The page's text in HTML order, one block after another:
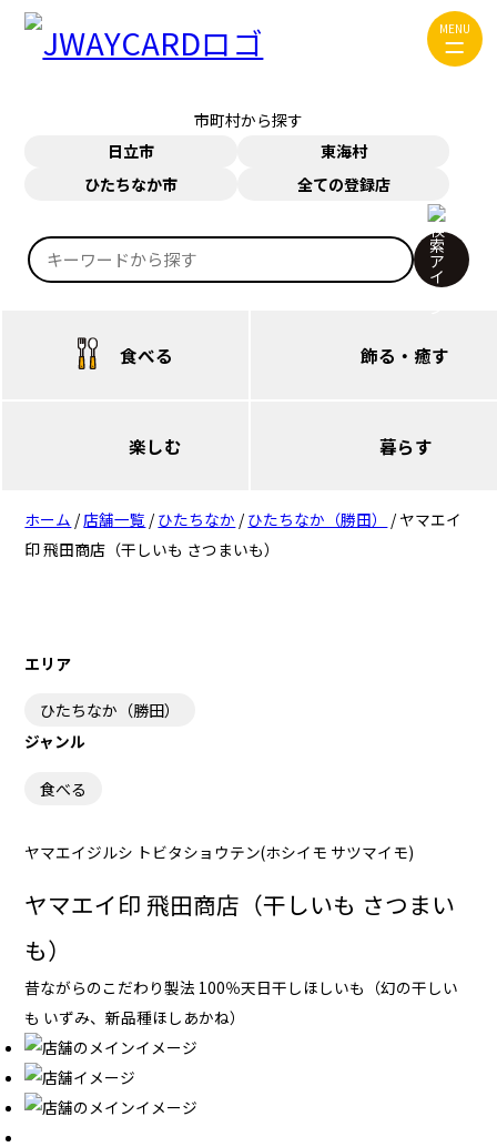
市町村から探す
日立市
東海村
ひたちなか市
全ての登録店
食べる
日立（十王・豊浦・日高）
ひたちなか（佐和）
飾る・癒す
日立（多賀・南部）
日立（十王・豊浦・日高）
楽しむ
日立（多賀・南部）
ひたちなか（佐和）
ひたちなか（勝田）
ひたちなか（那珂湊）
暮らす
ひたちなか（勝田）
ひたちなか（那珂湊）
MENU
ホーム /店舗一覧 / ひたちなか / ひたちなか（勝田） / ヤマエイ
印 飛田商店（干しいも さつまいも）
エリア
ひたちなか（勝田）
ジャンル
食べる
ヤマエイジルシ トビタショウテン(ホシイモ サツマイモ)
ヤマエイ印 飛田商店（干しいも さつまい
も）
昔ながらのこだわり製法 100％天日干しほしいも（幻の干しい
も いずみ、新品種ほしあかね）
食べる 飾る・癒す
JWAYカードについて
JWAYについて